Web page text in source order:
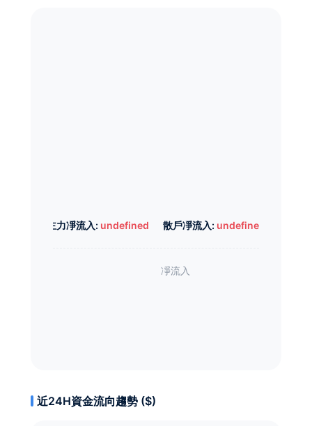
主力凈流入: undefined 散戶凈流入: undefined
近24H資金流向趨勢 ($)